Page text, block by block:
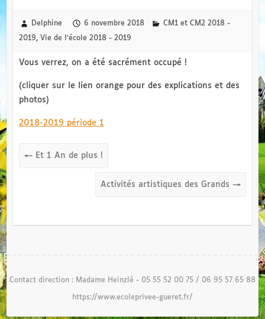
Delphine 6 novembre 2018 CM1 et CM2 2018 -
2019, Vie de l'école 2018 - 2019
Vous verrez, on a été sacrément occupé !
(cliquer sur le lien orange pour des explications et des
photos)
2018-2019 période 1
←Et 1 An de plus !
Activités artistiques des Grands→
Contact direction : Madame Heinzlé - 05 55 52 00 75 / 06 95 57 65 88
https://www.ecoleprivee-gueret.fr/